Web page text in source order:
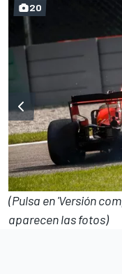
20
(Pulsa en 'Versión
aparecen las fotos)